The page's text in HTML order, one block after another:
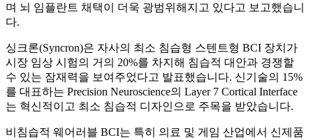
며 뇌 임플란트 채택이 더욱 광범위해지고 있다고 보고했습니
다.
싱크론(Syncron)은 자사의 최소 침습형 스텐트형 BCI 장치가
시장 임상 시험의 거의 20%를 차지해 침습적 대안과 경쟁할
수 있는 잠재력을 보여주었다고 발표했습니다. 신기술의 15%
를 대표하는 Precision Neuroscience의 Layer 7 Cortical Interface
는 혁신적이고 최소 침습적 디자인으로 주목을 받았습니다.
비침습적 웨어러블 BCI는 특히 의료 및 게임 산업에서 신제품